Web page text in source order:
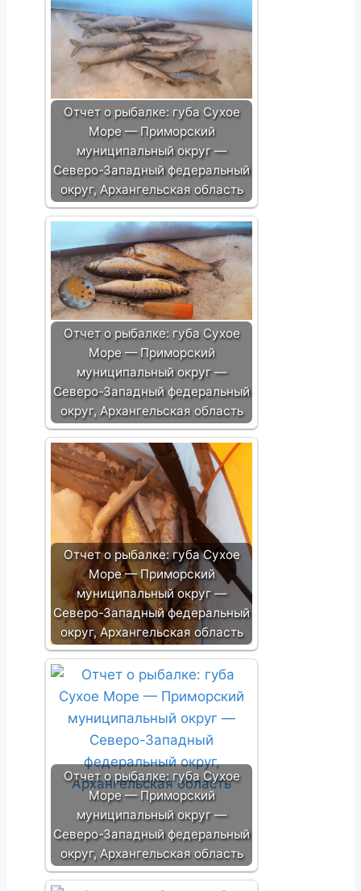
Отчет о рыбалке: губа Сухое
Море — Приморский
муниципальный округ —
Северо-Западный федеральный
округ, Архангельская область
Отчет о рыбалке: губа Сухое
Море — Приморский
муниципальный округ —
Северо-Западный федеральный
округ, Архангельская область
Отчет о рыбалке: губа Сухое
Море — Приморский
муниципальный округ —
Северо-Западный федеральный
округ, Архангельская область
Отчет о рыбалке: губа Сухое
Море — Приморский
муниципальный округ —
Северо-Западный федеральный
округ, Архангельская область